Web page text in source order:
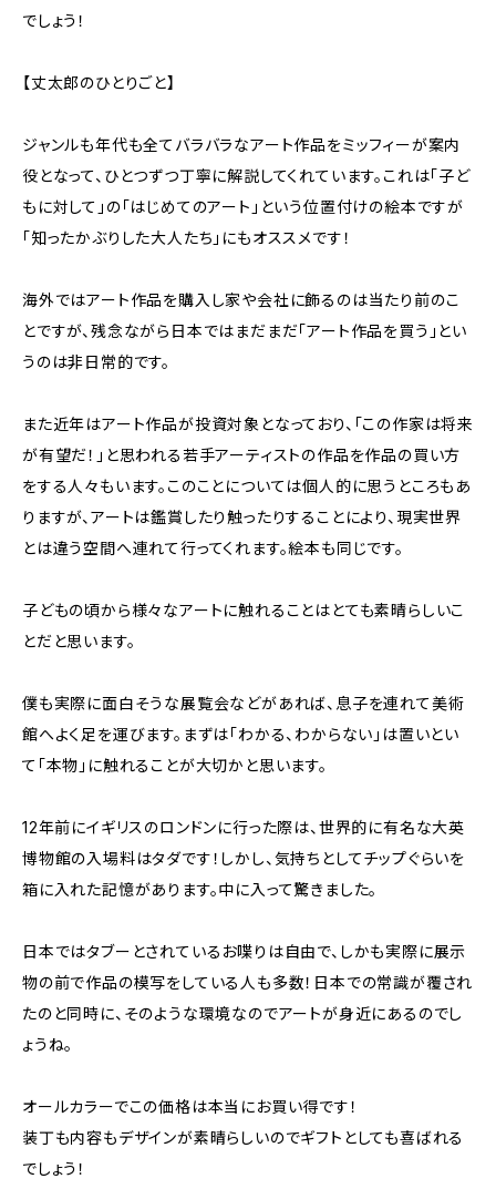
でしょう！
【丈太郎のひとりごと】
ジャンルも年代も全てバラバラなアート作品をミッフィーが案内
役となって、ひとつずつ丁寧に解説してくれています。これは「子ど
もに対して」の「はじめてのアート」という位置付けの絵本ですが
「知ったかぶりした大人たち」にもオススメです！
海外ではアート作品を購入し家や会社に飾るのは当たり前のこ
とですが、残念ながら日本ではまだまだ「アート作品を買う」とい
うのは非日常的です。
また近年はアート作品が投資対象となっており、「この作家は将来
が有望だ！」と思われる若手アーティストの作品を作品の買い方
をする人々もいます。このことについては個人的に思うところもあ
りますが、アートは鑑賞したり触ったりすることにより、現実世界
とは違う空間へ連れて行ってくれます。絵本も同じです。
子どもの頃から様々なアートに触れることはとても素晴らしいこ
とだと思います。
僕も実際に面白そうな展覧会などがあれば、息子を連れて美術
館へよく足を運びます。まずは「わかる、わからない」は置いとい
て「本物」に触れることが大切かと思います。
12年前にイギリスのロンドンに行った際は、世界的に有名な大英
博物館の入場料はタダです！しかし、気持ちとしてチップぐらいを
箱に入れた記憶があります。中に入って驚きました。
日本ではタブーとされているお喋りは自由で、しかも実際に展示
物の前で作品の模写をしている人も多数！日本での常識が覆され
たのと同時に、そのような環境なのでアートが身近にあるのでし
ょうね。
オールカラーでこの価格は本当にお買い得です！
装丁も内容もデザインが素晴らしいのでギフトとしても喜ばれる
でしょう！